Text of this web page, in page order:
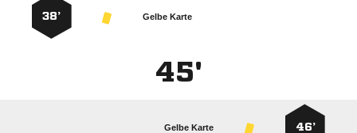
Gelbe Karte
38’
45'
46’
Gelbe Karte